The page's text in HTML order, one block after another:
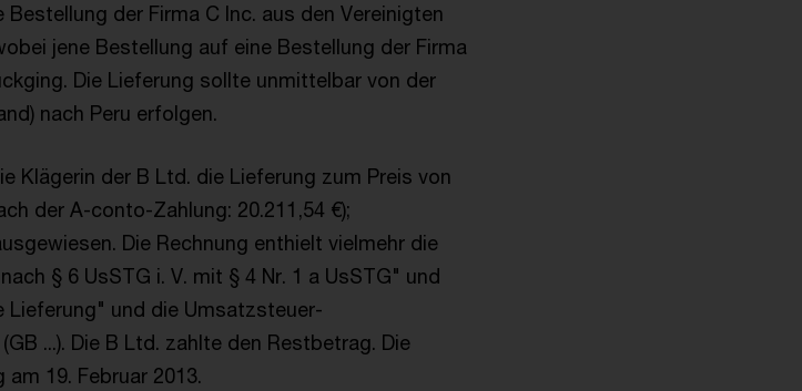
der Firma C Inc. aus den Vereinigten
jene Bestellung auf eine Bestellung der Firma
Die Lieferung sollte unmittelbar von der
nach Peru erfolgen.
Klägerin der B Ltd. die Lieferung zum Preis von
der A-conto-Zahlung: 20.211,54 €);
Die Rechnung enthielt vielmehr die
§ 6 UsSTG i. V. mit § 4 Nr. 1 a UsSTG" und
und die Umsatzsteuer-
...). Die B Ltd. zahlte den Restbetrag. Die
19. Februar 2013.